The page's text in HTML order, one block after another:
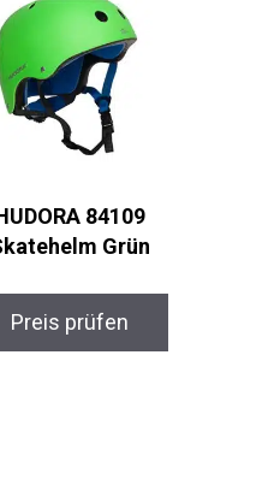
84109
Grün
Preis prüfen